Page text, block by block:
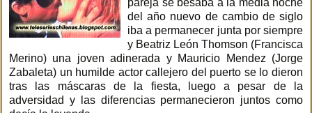
pareja se besaba a la media noche
del año nuevo de cambio de siglo
iba a permanecer junta por siempre
y Beatriz León Thomson (Francisca
Merino) una joven adinerada y Mauricio Mendez (Jorge
Zabaleta) un humilde actor callejero del puerto se lo dieron
tras las máscaras de la fiesta, luego a pesar de la
adversidad y las diferencias permanecieron juntos como